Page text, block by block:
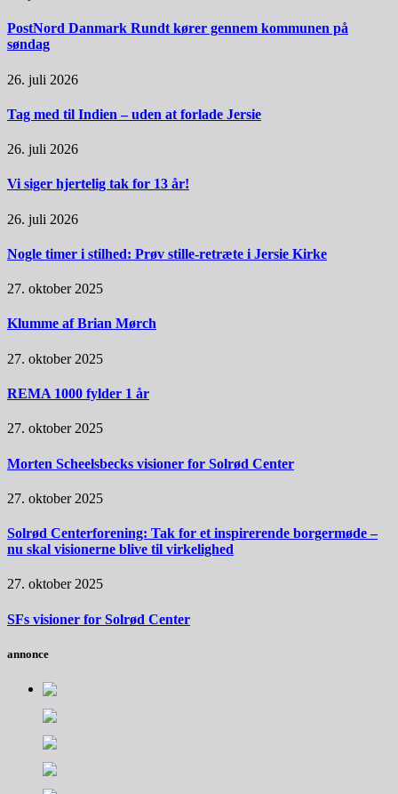
PostNord Danmark Rundt kører gennem kommunen på
søndag
26. juli 2026
Tag med til Indien – uden at forlade Jersie
26. juli 2026
Vi siger hjertelig tak for 13 år!
26. juli 2026
Nogle timer i stilhed: Prøv stille-retræte i Jersie Kirke
27. oktober 2025
Klumme af Brian Mørch
27. oktober 2025
REMA 1000 fylder 1 år
27. oktober 2025
Morten Scheelsbecks visioner for Solrød Center
27. oktober 2025
Solrød Centerforening: Tak for et inspirerende borgermøde –
nu skal visionerne blive til virkelighed
27. oktober 2025
SFs visioner for Solrød Center
annonce